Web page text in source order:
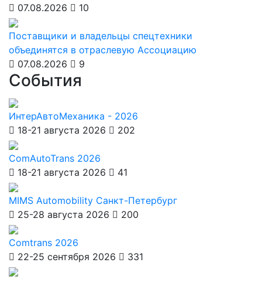
07.08.2026
10
Поставщики и владельцы спецтехники
объединятся в отраслевую Ассоциацию
07.08.2026
9
События
ИнтерАвтоМеханика - 2026
18-21 августа 2026
202
ComAutoTrans 2026
18-21 августа 2026
41
MIMS Automobility Санкт-Петербург
25-28 августа 2026
200
Comtrans 2026
22-25 сентября 2026
331